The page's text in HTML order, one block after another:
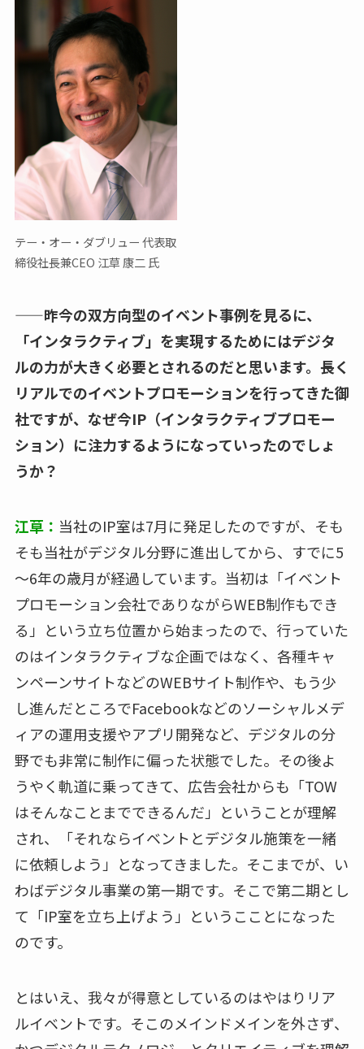
テー・オー・ダブリュー 代表取
締役社長兼CEO 江草 康二 氏
——昨今の双方向型のイベント事例を見るに、
「インタラクティブ」を実現するためにはデジタ
ルの力が大きく必要とされるのだと思います。長く
リアルでのイベントプロモーションを行ってきた御
社ですが、なぜ今IP（インタラクティブプロモー
ション）に注力するようになっていったのでしょ
うか？
江草： 当社のIP室は7月に発足したのですが、そも
そも当社がデジタル分野に進出してから、すでに5
～6年の歳月が経過しています。当初は「イベント
プロモーション会社でありながらWEB制作もでき
る」という立ち位置から始まったので、行っていた
のはインタラクティブな企画ではなく、各種キャ
ンペーンサイトなどのWEBサイト制作や、もう少
し進んだところでFacebookなどのソーシャルメデ
ィアの運用支援やアプリ開発など、デジタルの分
野でも非常に制作に偏った状態でした。その後よ
うやく軌道に乗ってきて、広告会社からも「TOW
はそんなことまでできるんだ」ということが理解
され、「それならイベントとデジタル施策を一緒
に依頼しよう」となってきました。そこまでが、い
わばデジタル事業の第一期です。そこで第二期とし
て「IP室を立ち上げよう」というこことになった
のです。
とはいえ、我々が得意としているのはやはりリア
ルイベントです。そこのメインドメインを外さず、